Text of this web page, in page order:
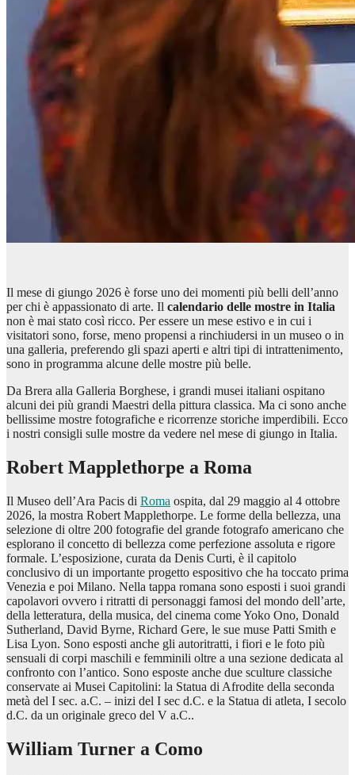
Il mese di giungo 2026 è forse uno dei momenti più belli dell’anno
per chi è appassionato di arte. Il calendario delle mostre in Italia
non è mai stato così ricco. Per essere un mese estivo e in cui i
visitatori sono, forse, meno propensi a rinchiudersi in un museo o in
una galleria, preferendo gli spazi aperti e altri tipi di intrattenimento,
sono in programma alcune delle mostre più belle.
Da Brera alla Galleria Borghese, i grandi musei italiani ospitano
alcuni dei più grandi Maestri della pittura classica. Ma ci sono anche
bellissime mostre fotografiche e ricorrenze storiche imperdibili. Ecco
i nostri consigli sulle mostre da vedere nel mese di giungo in Italia.
Robert Mapplethorpe a Roma
Il Museo dell’Ara Pacis di Roma ospita, dal 29 maggio al 4 ottobre
2026, la mostra Robert Mapplethorpe. Le forme della bellezza, una
selezione di oltre 200 fotografie del grande fotografo americano che
esplorano il concetto di bellezza come perfezione assoluta e rigore
formale. L’esposizione, curata da Denis Curti, è il capitolo
conclusivo di un importante progetto espositivo che ha toccato prima
Venezia e poi Milano. Nella tappa romana sono esposti i suoi grandi
capolavori ovvero i ritratti di personaggi famosi del mondo dell’arte,
della letteratura, della musica, del cinema come Yoko Ono, Donald
Sutherland, David Byrne, Richard Gere, le sue muse Patti Smith e
Lisa Lyon. Sono esposti anche gli autoritratti, i fiori e le foto più
sensuali di corpi maschili e femminili oltre a una sezione dedicata al
confronto con l’antico. Sono esposte anche due sculture classiche
conservate ai Musei Capitolini: la Statua di Afrodite della seconda
metà del I sec. a.C. – inizi del I sec d.C. e la Statua di atleta, I secolo
d.C. da un originale greco del V a.C..
William Turner a Como